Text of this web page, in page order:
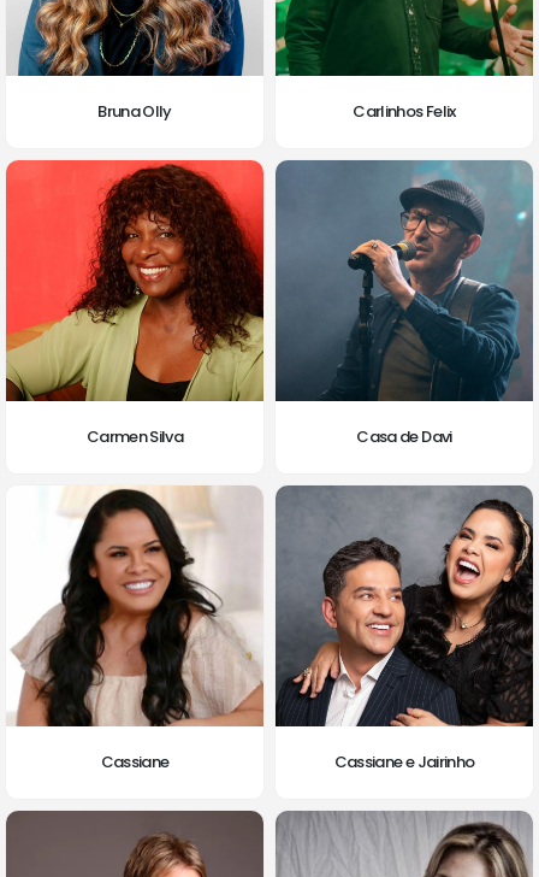
Bruna Olly Carlinhos Felix
Carmen Silva Casa de Davi
Cassiane Cassiane e Jairinho